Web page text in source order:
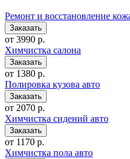
Ремонт и восстановление
от 3990 р.
Химчистка салона
от 1380 р.
Полировка кузова авто
от 2070 р.
Химчистка сидений авто
от 1170 р.
Химчистка пола авто